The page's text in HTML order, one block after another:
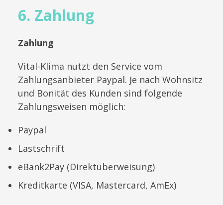
6. Zahlung
Zahlung
Vital-Klima nutzt den Service vom
Zahlungsanbieter Paypal. Je nach Wohnsitz
und Bonität des Kunden sind folgende
Zahlungsweisen möglich:
Paypal
Lastschrift
eBank2Pay (Direktüberweisung)
Kreditkarte (VISA, Mastercard, AmEx)